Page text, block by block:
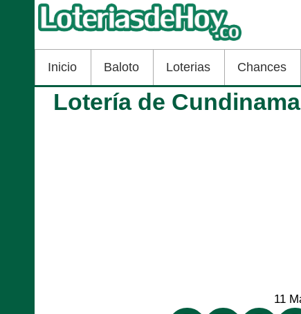
Inicio Baloto Loterias Chances
Lotería de
11